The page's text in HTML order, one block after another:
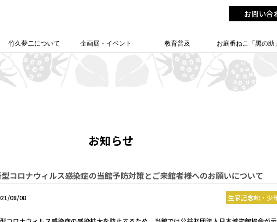
お問い合
竹久夢二について
竹久夢二の足跡
竹久夢二学会について
企画展・イベント 教育普及
こども夢二新聞
こども学芸員
校外学習について
夢二郷土美術館
ゆめじきょうどびじゅつかん
の
「あいうえお」
お庭番ねこ「黑の助
お知らせ
コロナウィルス感染症の当館予防対策とご来館者様へのお願いについて
08/08 生家記念館・少